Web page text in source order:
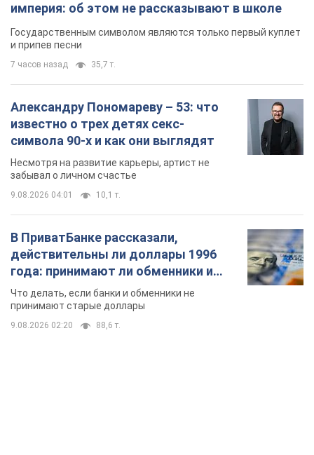
империя: об этом не рассказывают в школе
Государственным символом являются только первый куплет
и припев песни
7 часов назад 35,7 т.
Александру Пономареву – 53: что
известно о трех детях секс-
символа 90-х и как они выглядят
Несмотря на развитие карьеры, артист не
забывал о личном счастье
9.08.2026 04:01 10,1 т.
В ПриватБанке рассказали,
действительны ли доллары 1996
года: принимают ли обменники и
банки такие купюры
Что делать, если банки и обменники не
принимают старые доллары
9.08.2026 02:20 88,6 т.